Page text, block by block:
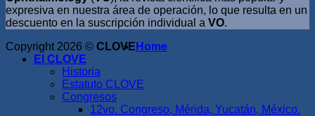
expresiva en nuestra área de operación, lo que resulta en un
descuento en la suscripción individual a VO.
Copyright 2026 © CLOVE Home
El CLOVE
Historia
Estatuto CLOVE
Congresos
12vo. Congreso, Mérida, Yucatán, México.